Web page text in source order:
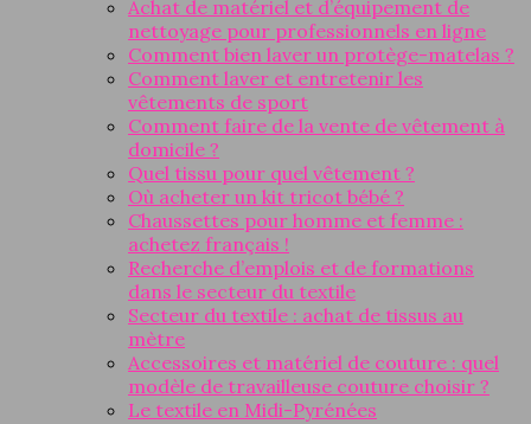
Achat de matériel et d’équipement de
nettoyage pour professionnels en ligne
Comment bien laver un protège-matelas ?
Comment laver et entretenir les
vêtements de sport
Comment faire de la vente de vêtement à
domicile ?
Quel tissu pour quel vêtement ?
Où acheter un kit tricot bébé ?
Chaussettes pour homme et femme :
achetez français !
Recherche d’emplois et de formations
dans le secteur du textile
Secteur du textile : achat de tissus au
mètre
Accessoires et matériel de couture : quel
modèle de travailleuse couture choisir ?
Le textile en Midi-Pyrénées